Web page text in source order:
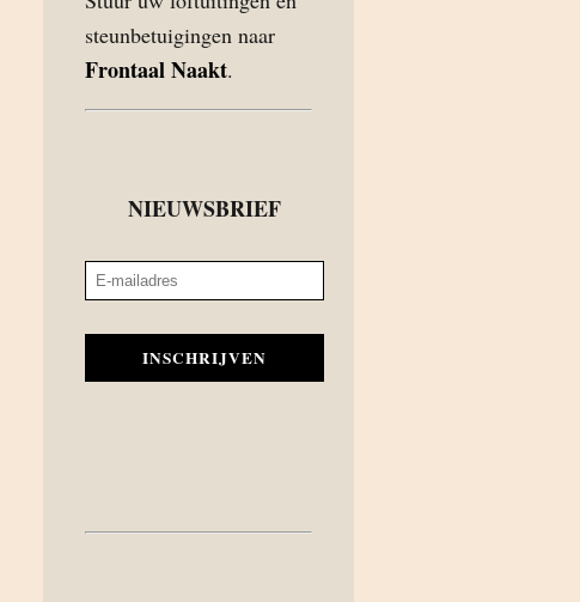
steunbetuigingen naar
Frontaal Naakt.
NIEUWSBRIEF
INSCHRIJVEN